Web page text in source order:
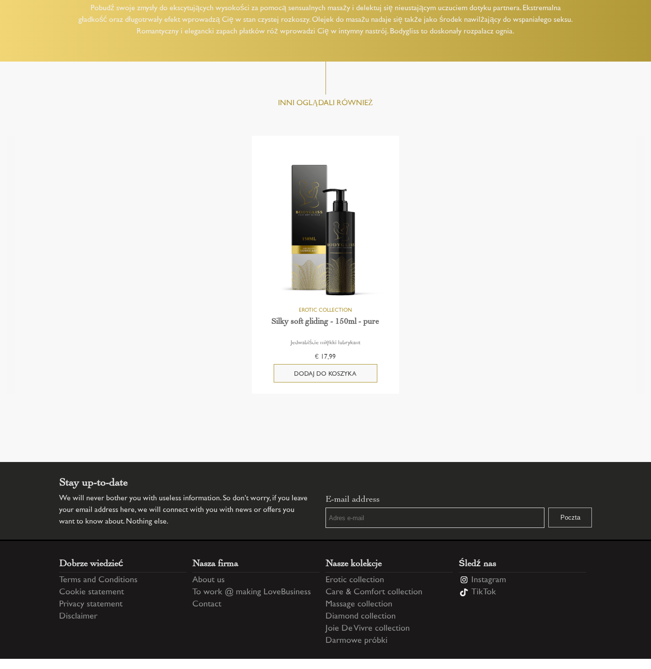
Pobudź swoje zmysły do ekscytujących wysokości za pomocą sensualnych masaży i delektuj się nieustającym uczuciem dotyku partnera. Ekstremalna
gładkość oraz długotrwały efekt wprowadzą Cię w stan czystej rozkoszy. Olejek do masażu nadaje się także jako środek nawilżający do wspaniałego seksu.
Romantyczny i elegancki zapach płatków róż wprowadzi Cię w intymny nastrój. Bodygliss to doskonały rozpalacz ognia.
INNI OGLĄDALI RÓWNIEŻ
Silky soft gliding - 150ml - pure
Jedwabiście miękki lubrykant
€ 17,99
Stay up-to-date
We will never bother you with useless information. So don't worry, if you leave
your email address here, we will connect with you with news or offers you
want to know about. Nothing else.
E-mail address
Dobrze wiedzieć
Terms and Conditions
Cookie statement
Privacy statement
Disclaimer
Nasza firma
About us
To work @ making LoveBusiness
Contact
Nasze kolekcje
Erotic collection
Care & Comfort collection
Massage collection
Diamond collection
Joie De Vivre collection
Darmowe próbki
Śledź nas
Instagram
TikTok